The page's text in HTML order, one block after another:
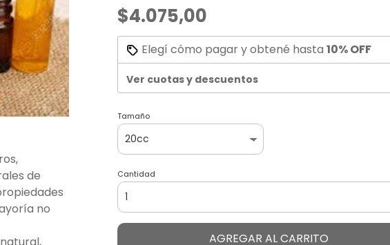
de
no
$4.075,00
Elegí cómo pagar y obtené hasta 10% OFF
Ver cuotas y descuentos
Tamaño
Cantidad
AGREGAR AL CARRITO